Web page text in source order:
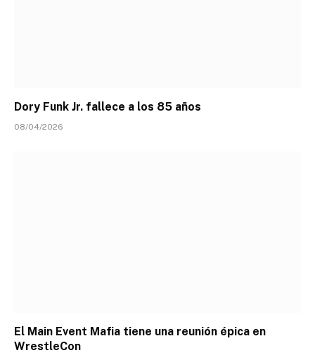
Dory Funk Jr. fallece a los 85 años
08/04/2026
El Main Event Mafia tiene una reunión épica en
WrestleCon